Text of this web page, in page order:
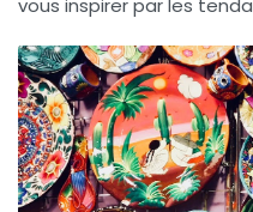
vous inspirer par les